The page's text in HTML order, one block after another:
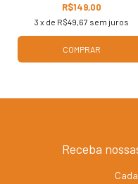
R$149,00
3 x de R$49,67 sem juros
COMPRAR
Receba